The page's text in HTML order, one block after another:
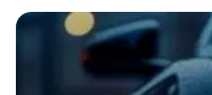
location de voiture
étape
24 janvier 2026